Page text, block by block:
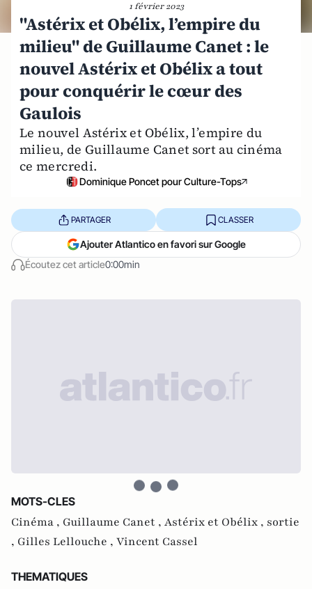
1 février 2023
"Astérix et Obélix, l’empire du
milieu" de Guillaume Canet : le
nouvel Astérix et Obélix a tout
pour conquérir le cœur des
Gaulois
Le nouvel Astérix et Obélix, l’empire du
milieu, de Guillaume Canet sort au cinéma
ce mercredi.
Dominique Poncet pour Culture-Tops
Écoutez cet article0:00min
PARTAGER CLASSER
Ajouter Atlantico en favori sur Google
MOTS-CLES
Cinéma , Guillaume Canet , Astérix et Obélix , sortie
, Gilles Lellouche , Vincent Cassel
THEMATIQUES